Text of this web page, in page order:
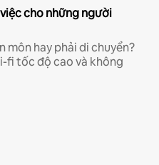
cho những người
môn hay phải di chuyển?
fi tốc độ cao và không